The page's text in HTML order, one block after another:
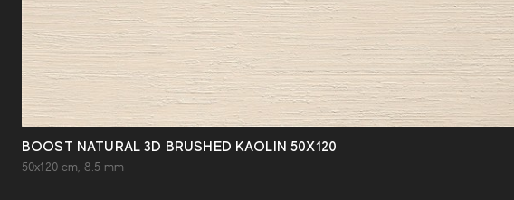
BOOST NATURAL 3D BRUSHED KAOLIN 50X120
50x120 cm, 8.5 mm